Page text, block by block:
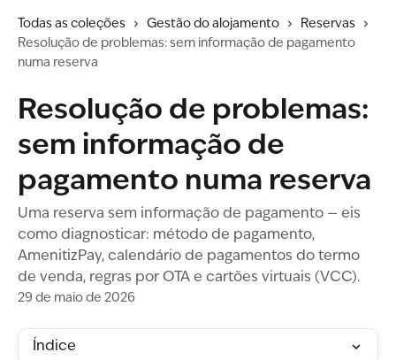
Todas as coleções Gestão do alojamento
Reservas
Resolução de problemas: sem informação de pagamento
numa reserva
Resolução de problemas:
sem informação de
pagamento numa reserva
Uma reserva sem informação de pagamento — eis
como diagnosticar: método de pagamento,
AmenitizPay, calendário de pagamentos do termo
de venda, regras por OTA e cartões virtuais (VCC).
29 de maio de 2026
Índice